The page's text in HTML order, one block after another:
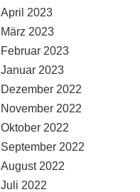
April 2023
März 2023
Februar 2023
Januar 2023
Dezember 2022
November 2022
Oktober 2022
September 2022
August 2022
Juli 2022